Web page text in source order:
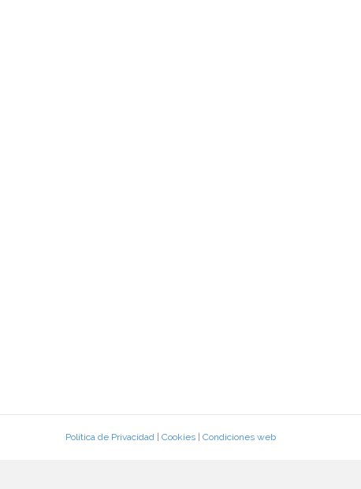
Política de Privacidad| Cookies| Condiciones web